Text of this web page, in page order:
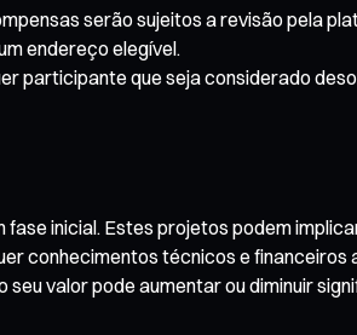
serão sujeitos a revisão pela
endereço elegível.
participante que seja considerado
inicial. Estes projetos podem
conhecimentos técnicos e financeiros
valor pode aumentar ou diminuir